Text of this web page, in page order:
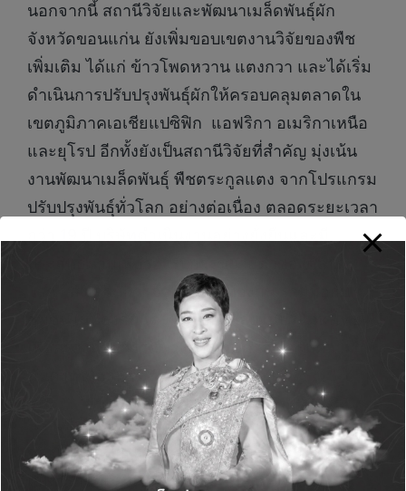
นอกจากนี้ สถานีวิจัยและพัฒนาเมล็ดพันธุ์ผัก
จังหวัดขอนแก่น ยังเพิ่มขอบเขตงานวิจัยของพืช
เพิ่มเติม ได้แก่ ข้าวโพดหวาน แตงกวา และได้เริ่ม
ดําเนินการปรับปรุงพันธุ์ผักให้ครอบคลุมตลาดใน
เขตภูมิภาคเอเชียแปซิฟิก แอฟริกา อเมริกาเหนือ
และยุโรป อีกทั้งยังเป็นสถานีวิจัยที่สำคัญ มุ่งเน้น
งานพัฒนาเมล็ดพันธุ์ พืชตระกูลแตง จากโปรแกรม
ปรับปรุงพันธุ์ทั่วโลก อย่างต่อเนื่อง ตลอดระยะเวลา
โลก ส่งเสริมการจ้างงานในท้องถิ่น ร่วมมือกับ
ชุมชนในท้องถิ่นและมหาวิทยาลัยในประเทศไทย
เพื่อสร้างนวัตกรรมทางการเกษตรส่งเสริมความ
มั่นคงทางอาหาร
“เราเชื่อว่าความมุ่งมั่นในการพัฒนาเมล็ดพันธุ์ผัก
ของเราไม่เพียงแต่จะช่วยแก้ปัญหาให้กับพี่น้อง
เกษตรกรที่ต้องเจอกับสภาพภูมิอากาศที่